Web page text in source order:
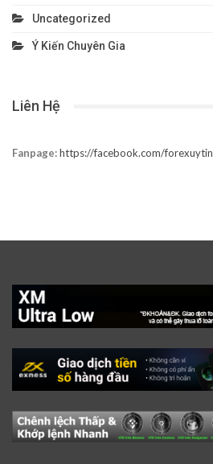
Uncategorized
Ý Kiến Chuyên Gia
Liên Hệ
Fanpage:https://facebook.com/forexuytin